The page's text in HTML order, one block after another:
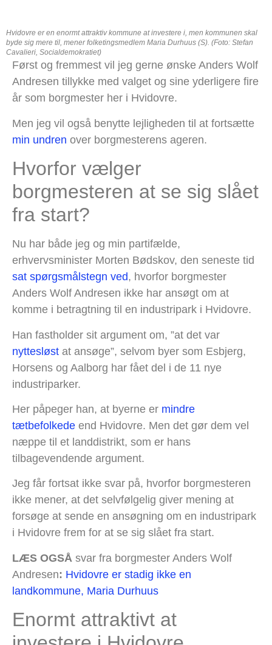
Hvidovre er en enormt attraktiv kommune at investere i, men kommunen skal
byde sig mere til, mener folketingsmedlem Maria Durhuus (S). (Foto: Stefan
Cavalieri, Socialdemokratiet)
Først og fremmest vil jeg gerne ønske Anders Wolf
Andresen tillykke med valget og sine yderligere fire
år som borgmester her i Hvidovre.
Men jeg vil også benytte lejligheden til at fortsætte
min undren over borgmesterens ageren.
Hvorfor vælger
borgmesteren at se sig slået
fra start?
Nu har både jeg og min partifælde,
erhvervsminister Morten Bødskov, den seneste tid
sat spørgsmålstegn ved, hvorfor borgmester
Anders Wolf Andresen ikke har ansøgt om at
komme i betragtning til en industripark i Hvidovre.
Han fastholder sit argument om, ”at det var
nyttesløst at ansøge”, selvom byer som Esbjerg,
Horsens og Aalborg har fået del i de 11 nye
industriparker.
Her påpeger han, at byerne er mindre
tætbefolkede end Hvidovre. Men det gør dem vel
næppe til et landdistrikt, som er hans
tilbagevendende argument.
Jeg får fortsat ikke svar på, hvorfor borgmesteren
ikke mener, at det selvfølgelig giver mening at
forsøge at sende en ansøgning om en industripark
i Hvidovre frem for at se sig slået fra start.
LÆS OGSÅ svar fra borgmester Anders Wolf
Andresen: Hvidovre er stadig ikke en
landkommune, Maria Durhuus
Enormt attraktivt at